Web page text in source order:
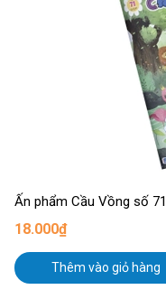
Ấn phẩm Cầu Vồng số 71
18.000₫
Thêm vào giỏ hàng